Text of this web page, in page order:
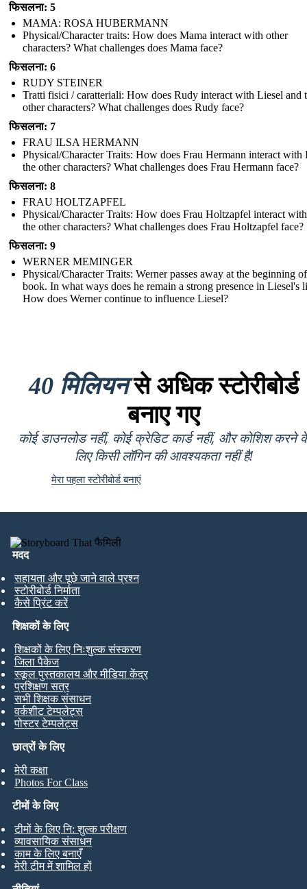
फिसलना: 5
MAMA: ROSA HUBERMANN
Physical/Character traits: How does Mama interact with other
characters? What challenges does Mama face?
फिसलना: 6
RUDY STEINER
Tratti fisici / caratteriali: How does Rudy interact with Liesel and
other characters? What challenges does Rudy face?
फिसलना: 7
FRAU ILSA HERMANN
Physical/Character Traits: How does Frau Hermann interact with
the other characters? What challenges does Frau Hermann face?
फिसलना: 8
FRAU HOLTZAPFEL
Physical/Character Traits: How does Frau Holtzapfel interact
the other characters? What challenges does Frau Holtzapfel face?
फिसलना: 9
WERNER MEMINGER
Physical/Character Traits: Werner passes away at the beginning
book. In what ways does he remain a strong presence in Liesel's
How does Werner continue to influence Liesel?
40 मिलियनसे अधिक स्टोरीबोर्ड
बनाए गए
कोई डाउनलोड नहीं, कोई क्रेडिट कार्ड नहीं, और कोशिश करने
लिए किसी लॉगिन की आवश्यकता नहीं है!
मेरा पहला स्टोरीबोर्ड बनाएं
मदद
सहायता और पूछे जाने वाले प्रश्न
स्टोरीबोर्ड निर्माता
कैसे प्रिंट करें
छात्रों के लिए
मेरी कक्षा
Photos For Class
शिक्षकों के लिए
शिक्षकों के लिए निःशुल्क संस्करण
जिला पैकेज
स्कूल पुस्तकालय और मीडिया केंद्र
प्रशिक्षण सत्र
सभी शिक्षक संसाधन
वर्कशीट टेम्पलेट्स
पोस्टर टेम्पलेट्स
टीमों के लिए
टीमों के लिए नि: शुल्क परीक्षण
व्यावसायिक संसाधन
काम के लिए बनाएँ
मेरी टीम में शामिल हों